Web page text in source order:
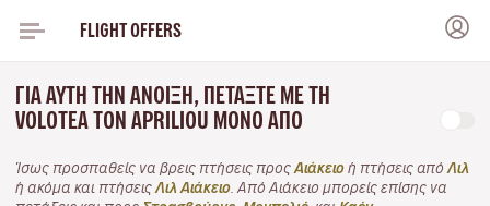
FLIGHT OFFERS
ΓΙΑ ΑΥΤΉ ΤΗΝ ΆΝΟΙΞΗ, ΠΕΤΆΞΤΕ ΜΕ ΤΗ
VOLOTEA ΤΟΝ APRILIOU ΜΌΝΟ ΑΠΌ
Ίσως προσπαθείς να βρεις πτήσεις προς Αιάκειο ή πτήσεις από Λιλ
ή ακόμα και πτήσεις Λιλ Αιάκειο . Από Αιάκειο μπορείς επίσης να